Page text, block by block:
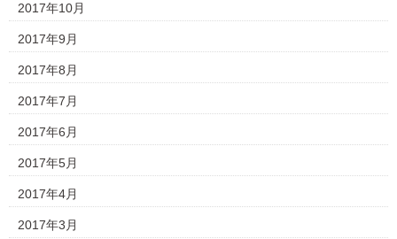
2017年10月
2017年9月
2017年8月
2017年7月
2017年6月
2017年5月
2017年4月
2017年3月